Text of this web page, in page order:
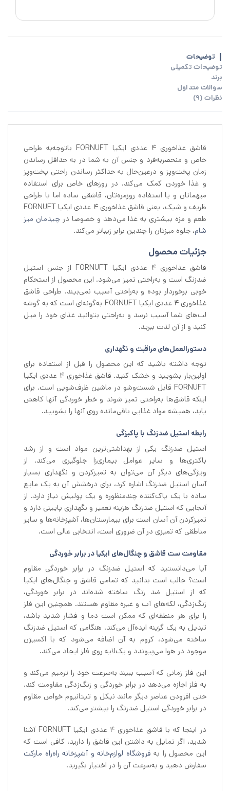
توضیحات
توضیحات تکمیلی
برند
سوالات متداول
نظرات (9)
قاشق غذاخوری 4 عددی ایکیا FORNUFT باتوجه‌به طراحی
خاص و منحصربه‌فرد و جنس آن به شما در به‌ حداقل‌ رساندن
زمان پخت‌وپز و درعین‌حال به حداکثر رساندن راحتی پخت‌وپز
و غذا خوردن کمک می‌کند. در روزهای خاص برای استفاده
میهمانان و یا استفاده روزمره‌تان، قاشقی ساده اما با طراحی
ظریف و شیک، یعنی قاشق غذاخوری 4 عددی ایکیا FORNUFT
طعم و مزه بیشتری به غذا می‌دهد و خصوصا درچیدمان میز
شام، جلوه میزتان را چندین برابر زیباتر می‌کند.
جزئیات محصول
قاشق غذاخوری 4 عددی ایکیا FORNUFT از جنس استیل
ضدزنگ است و به‌راحتی تمیز می‌شود. این محصول از استحکام
خوبی برخوردار بوده و به‌راحتی آسیب نمی‌بیند. طراحی قاشق
غذاخوری 4 عددی ایکیا FORNUFT به‌گونه‌ای است که به گوشه
لب‌های شما آسیب نرسد و به‌راحتی بتوانید غذای خود را میل
کنید و از آن لذت ببرید.
دستورالعمل‌های مراقبت و نگهداری
توجه داشته باشید که این محصول را قبل از استفاده برای
اولین‌بار بشویید و خشک کنید. قاشق غذاخوری 4 عددی ایکیا
FORNUFT قابل شست‌وشو در ماشین ظرف‌شویی است. برای
اینکه قاشق‌ها به‌راحتی تمیز شوند و خطر خوردگی آنها کاهش
یابد، همیشه مواد غذایی باقی‌مانده روی آنها را بشویید.
رابطه استیل ضدزنگ با پاکیزگی
استیل ضدزنگ یکی از بهداشتی‌ترین مواد است و از رشد
باکتری‌ها و سایر عوامل بیماری‌زا جلوگیری می‌کند. از
ویژگی‌های دیگر آن می‌توان به تمیزکردن و نگهداری بسیار
آسان استیل ضدزنگ اشاره کرد، برای درخشش آن به یک مایع
ساده با یک پاک‌کننده چندمنظوره و یک پولیش نیاز دارد. از
آنجایی‌ که استیل ضدزنگ هزینه تعمیر و نگهداری پایینی دارد و
تمیزکردن آن آسان است برای بیمارستان‌ها، آشپزخانه‌ها و سایر
مناطقی که تمیزی در آن ضروری است، انتخابی عالی است.
مقاومت ست قاشق و چنگال‌های ایکیا در برابر خوردگی
آیا می‌دانستید که استیل ضدزنگ در برابر خوردگی مقاوم
است؟ جالب است بدانید که تمامی قاشق و چنگال‌های ایکیا
که از استیل ضد زنگ ساخته شده‌اند در برابر خوردگی،
زنگ‌زدگی، لکه‌های آب و غیره مقاوم هستند. همچنین این فلز
را برای هر منطقه‌ای که ممکن است دما و فشار شدید باشد،
تبدیل به یک گزینه ایده‌آل می‌کند. هنگامی که استیل ضدزنگ
ساخته می‌شود، کروم به آن اضافه می‌شود که با اکسیژن
موجود در هوا می‌پیوندد و یک‌لایه روی فلز ایجاد می‌کند.
این فلز زمانی که آسیب ببیند به‌سرعت خود را ترمیم می‌کند و
به فلز اجازه می‌دهد در برابر خوردگی و زنگ‌زدگی مقاومت کند.
حتی افزودن عناصر دیگر مانند نیکل و تیتانیوم خواص مقاوم
در برابر خوردگی استیل ضدزنگ را بیشتر می‌کند.
در اینجا که با قاشق غذاخوری 4 عددی ایکیا FORNUFT آشنا
شدید، اگر تمایل به داشتن این قاشق را دارید، کافی است که
این محصول را به فروشگاه لوازم‌خانه و آشپزخانه راه‌راه مارکت
سفارش دهید و به‌سرعت آن را در اختیار بگیرید.